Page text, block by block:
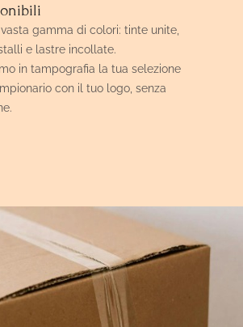
gamma di colori: tinte unite,
e lastre incollate.
in tampografia la tua selezione
con il tuo logo, senza